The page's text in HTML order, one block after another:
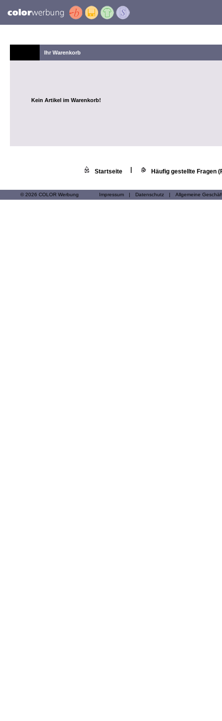
Ihr Warenkorb
Kein Artikel im Warenkorb!
Startseite Häufig gestellte Fragen
© 2026 COLOR Werbung Impressum | Datenschutz | Allgemeine